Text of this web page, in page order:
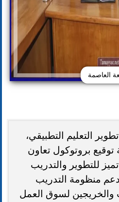
العاصمة
التعليم التطبيقي،
بروتوكول تعاون
للتطوير والتدريب
منظومة التدريب
والخريجين لسوق العمل